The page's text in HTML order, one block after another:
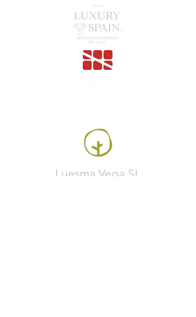
Luesma Vega SL